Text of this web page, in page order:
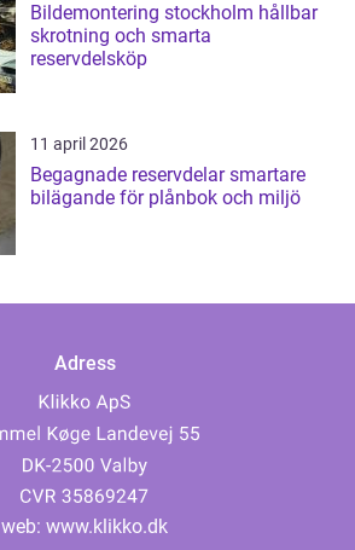
Bildemontering stockholm hållbar
skrotning och smarta
reservdelsköp
11 april 2026
Begagnade reservdelar smartare
bilägande för plånbok och miljö
Adress
web: www.klikko.dk